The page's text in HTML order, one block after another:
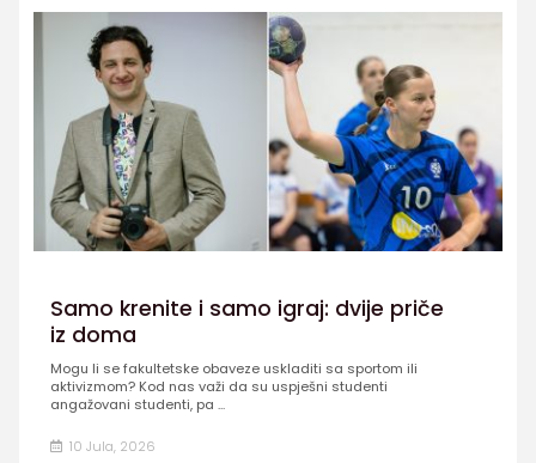
Samo krenite i samo igraj: dvije priče
iz doma
Mogu li se fakultetske obaveze uskladiti sa sportom ili
aktivizmom? Kod nas važi da su uspješni studenti
angažovani studenti, pa ...
10 Jula, 2026